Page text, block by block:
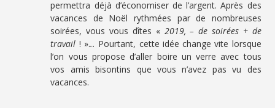
permettra déjà d’économiser de l’argent. Après des
vacances de Noël rythmées par de nombreuses
soirées, vous vous dîtes « 2019, – de soirées + de
travail ! »... Pourtant, cette idée change vite lorsque
l’on vous propose d’aller boire un verre avec tous
vos amis bisontins que vous n’avez pas vu des
vacances.